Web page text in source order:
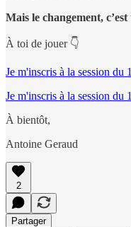
Mais le changement,
À toi de jouer 👇
Je m'inscris à la session du
Je m'inscris à la session du
À bientôt,
Antoine Geraud
2
Partager